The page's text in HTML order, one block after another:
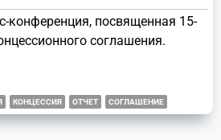
конференция, посвященная 15-
соглашения.
КОНЦЕССИЯ ОТЧЕТ СОГЛАШЕНИЕ